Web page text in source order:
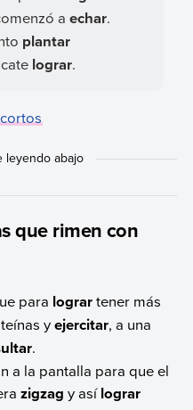
a echar.
plantar
lograr.
que rimen con
para logrartener más
yejercitar, a una
.
a la pantalla para que el
zigzag y asílograr